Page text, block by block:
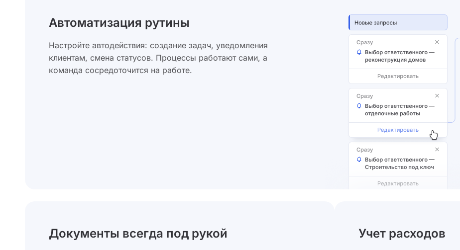
Автоматизация рутины
Настройте автодействия: создание задач, уведомления
клиентам, смена статусов. Процессы работают сами, а
команда сосредоточится на работе.
Документы всегда под рукой Учет расходов